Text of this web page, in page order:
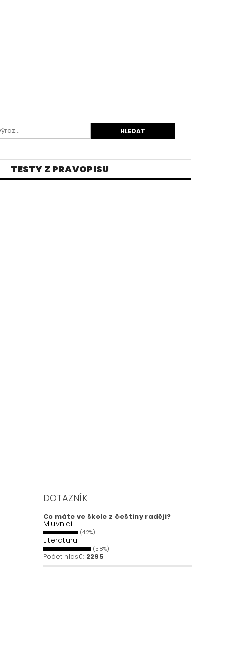
TESTY Z PRAVOPISU
DOTAZNÍK
Co máte ve škole z češtiny raději?
Mluvnici
(42%)
Literaturu
(58%)
Počet hlasů: 2295